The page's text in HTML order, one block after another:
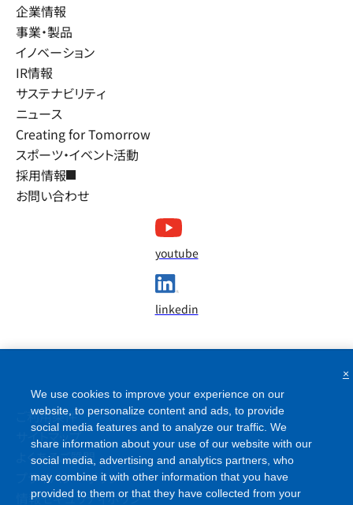
企業情報
事業・製品
イノベーション
IR情報
サステナビリティ
ニュース
Creating for Tomorrow
スポーツ・イベント活動
採用情報
お問い合わせ
youtube
linkedin
ご利用条件
サイトマップ
よくあるご質問
プライバシーポリシー
情報セキュリティポリシー
website, to personalize content and ads, to provide
social media features and to analyze our traffic. We
share information about your use of our website with our
social media, advertising and analytics partners, who
may combine it with other information that you have
provided to them or that they have collected from your
use of their services. Please click [Reject All Cookies] if